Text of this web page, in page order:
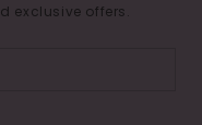
exclusive offers.